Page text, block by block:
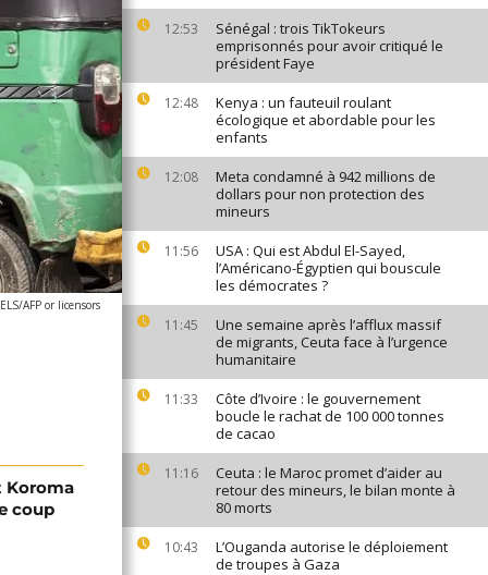
12:53
Sénégal : trois TikTokeurs
emprisonnés pour avoir critiqué le
président Faye
12:48
Kenya : un fauteuil roulant
écologique et abordable pour les
enfants
12:08
Meta condamné à 942 millions de
dollars pour non protection des
mineurs
11:56
USA : Qui est Abdul El-Sayed,
l’Américano-Égyptien qui bouscule
les démocrates ?
11:45
Une semaine après l’afflux massif
de migrants, Ceuta face à l’urgence
humanitaire
11:33
Côte d’Ivoire : le gouvernement
boucle le rachat de 100 000 tonnes
de cacao
11:16
Ceuta : le Maroc promet d’aider au
retour des mineurs, le bilan monte à
80 morts
10:43
L’Ouganda autorise le déploiement
de troupes à Gaza
AFP or licensors
Koroma
coup